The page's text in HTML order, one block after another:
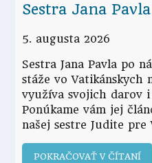
Sestra Jana
5. augusta 2026
Sestra Jana Pavla po
stáže vo Vatikánskych
využíva svojich darov i
Ponúkame vám jej
našej sestre Judite pre
POKRAČOVAŤ V ČÍTANÍ